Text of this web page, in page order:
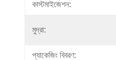
কাস্টমাইজেশন:
মুদ্রা:
প্যাকেজিং বিবরণ: